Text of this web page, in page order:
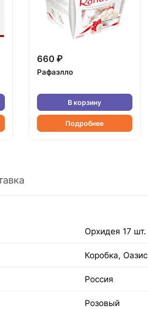
660 ₽
Рафаэлло
В корзину
Подробнее
Орхидея 17 шт.
Коробка, Оазис
Россия
Розовый